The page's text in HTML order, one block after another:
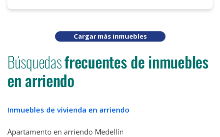
Cargar más inmuebles
Búsquedasfrecuentes de inmuebles
en arriendo
Inmuebles de vivienda en arriendo
Apartamento en arriendo Medellín